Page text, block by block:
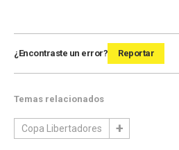
¿Encontraste un error? Reportar
Temas relacionados
Copa Libertadores